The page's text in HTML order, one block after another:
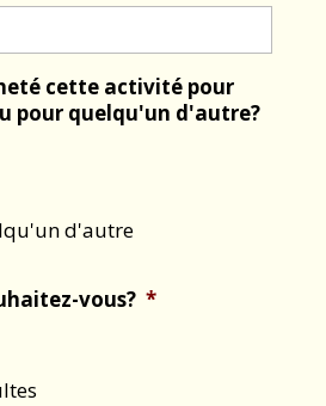
cette activité pour
pour quelqu'un d'autre?
d'autre
vous? *